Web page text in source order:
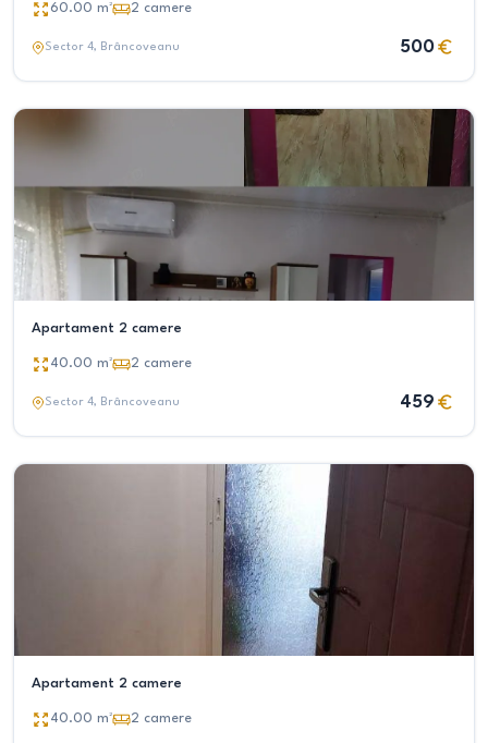
60.00 m² 2 camere
Sector 4, Brâncoveanu 500
Apartament 2 camere
40.00 m² 2 camere
Sector 4, Brâncoveanu 459
Apartament 2 camere
40.00 m² 2 camere